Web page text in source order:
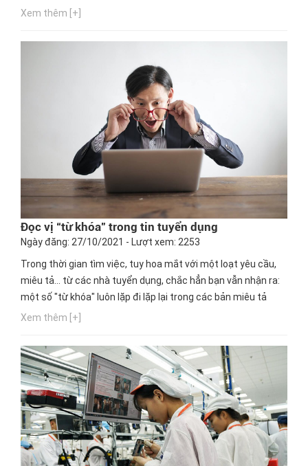
Xem thêm [+]
Đọc vị “từ khóa” trong tin tuyển dụng
Ngày đăng: 27/10/2021 - Lượt xem: 2253
Trong thời gian tìm việc, tuy hoa mắt với một loạt yêu cầu,
miêu tả... từ các nhà tuyển dụng, chắc hẳn bạn vẫn nhận ra:
một số "từ khóa" luôn lặp đi lặp lại trong các bản miêu tả
công việc. "Chịu áp lực tốt", "đa nhiệm", "năng động", "linh
nhiều chi tiết về vai trò của công...
Xem thêm [+]